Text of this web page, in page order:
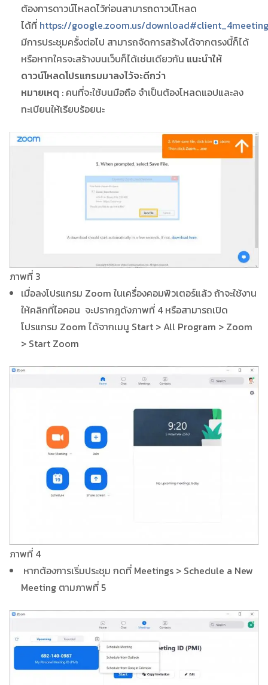
ต้องการดาวน์โหลดไว้ก่อนสามารถดาวน์โหลด
ได้ที่ https://google.zoom.us/
มีการประชุมครั้งต่อไป สามารถจัดการสร้างได้จากตรงนี้ก็ได้
หรือหากใครจะสร้างบนเว็บก็ได้เช่นเดียวกัน แนะนำให้
ดาวน์โหลดโปรแกรมมาลงไว้จะดีกว่า
หมายเหตุ : คนที่จะใช้บนมือถือ จำเป็นต้องโหลดแอปและลง
ทะเบียนให้เรียบร้อยนะ
ภาพที่ 3
เมื่อลงโปรแกรม Zoom ในเครื่องคอมพิวเตอร์แล้ว ถ้าจะใช้งาน
ให้คลิกที่ไอคอน จะปรากฎดังภาพที่ 4 หรือสามารถเปิด
โปรแกรม Zoom ได้จากเมนู Start > All Program > Zoom
> Start Zoom
ภาพที่ 4
หากต้องการเริ่มประชุม กดที่ Meetings > Schedule a New
Meeting ตามภาพที่ 5